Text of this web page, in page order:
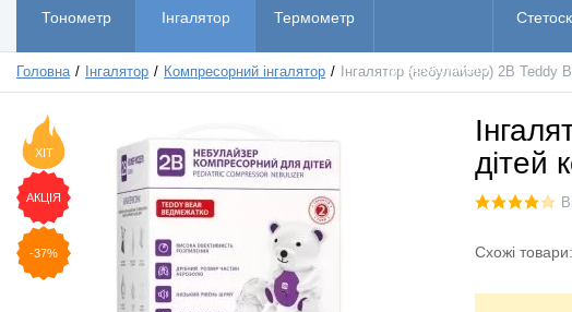
Тонометр Інгалятор Термометр
Пульсоксиметр
Головна Інгалятор Компресорний інгалятор Інгалятор (небулайзер) 2B Teddy
ХІТ
АКЦІЯ
-37%
дітей
Схожі товари: